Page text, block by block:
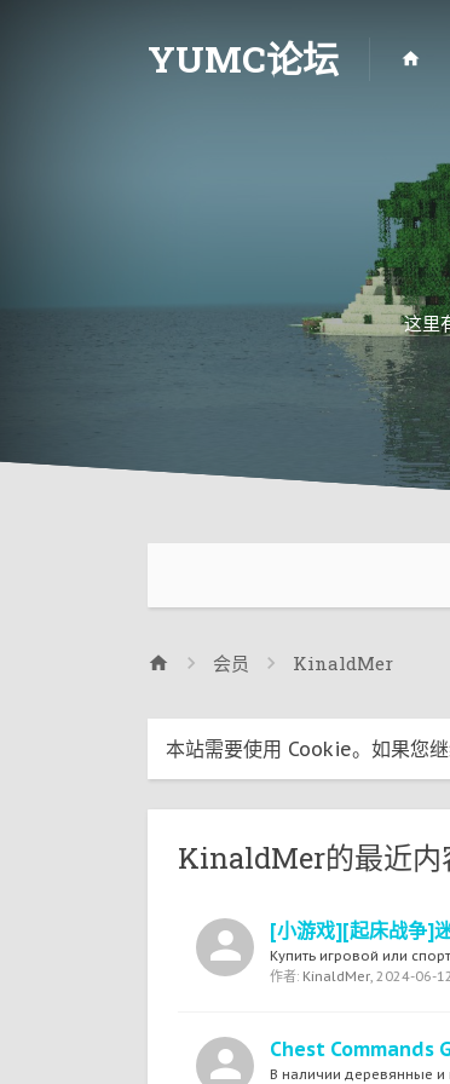
YUMC论坛
这里
会员 KinaldMer
本站需要使用 Cookie。如果您
KinaldMer的最近内
[小游戏][起床战争]
Купить игровой или
作者: KinaldMer 2024-06-12
Chest Commands
В наличии деревянные и